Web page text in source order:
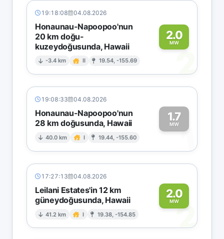
19:18:08 04.08.2026
Honaunau-Napoopoo'nun
20 km doğu-
kuzeydoğusunda, Hawaii
-3.4 km II 19.54, -155.69
2.0
MW
2
19:08:33 04.08.2026
Honaunau-Napoopoo'nun
28 km doğusunda, Hawaii
40.0 km I 19.44, -155.60
1.7
MW1
17:27:13 04.08.2026
Leilani Estates'in 12 km
güneydoğusunda, Hawaii
41.2 km I 19.38, -154.85
2.0
MW2